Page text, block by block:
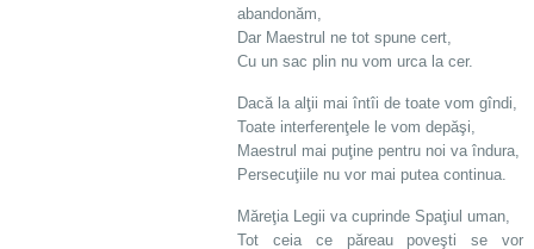
abandonăm,
Dar Maestrul ne tot spune cert,
Cu un sac plin nu vom urca la cer.
Dacă la alţii mai întîi de toate vom gîndi,
Toate interferenţele le vom depăşi,
Maestrul mai puţine pentru noi va îndura,
Persecuţiile nu vor mai putea continua.
Măreţia Legii va cuprinde Spaţiul uman,
Tot ceia ce păreau poveşti se vor